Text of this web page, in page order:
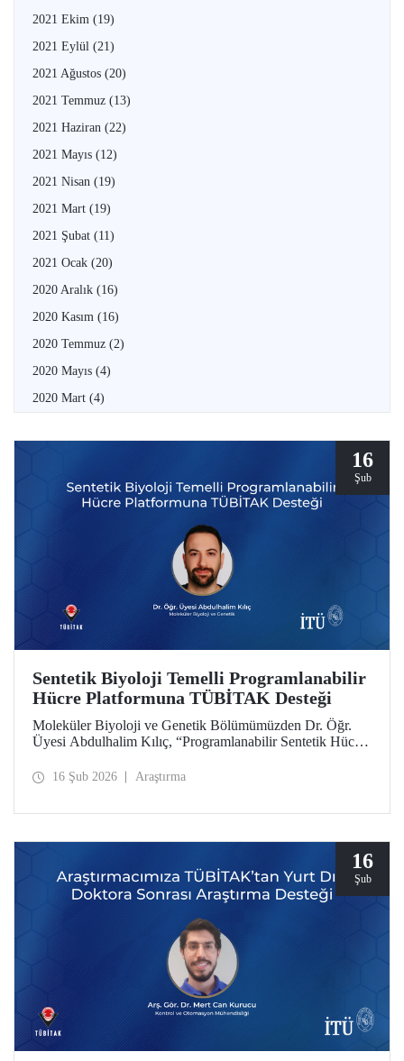
2021 Ekim (19)
2021 Eylül (21)
2021 Ağustos (20)
2021 Temmuz (13)
2021 Haziran (22)
2021 Mayıs (12)
2021 Nisan (19)
2021 Mart (19)
2021 Şubat (11)
2021 Ocak (20)
2020 Aralık (16)
2020 Kasım (16)
2020 Temmuz (2)
2020 Mayıs (4)
2020 Mart (4)
16
Şub
Sentetik Biyoloji Temelli Programlanabilir
Hücre Platformuna TÜBİTAK Desteği
Moleküler Biyoloji ve Genetik Bölümümüzden Dr. Öğr.
Üyesi Abdulhalim Kılıç, “Programlanabilir Sentetik Hücre
Dinamik Modülasyonu ile Konsept Kanıtı” başlıklı
16 Şub 2026 Araştırma
16
Şub